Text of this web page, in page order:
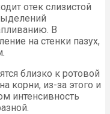
отек слизистой
В
на стенки пазух,
близко к ротовой
корни, из-за этого и
интенсивность